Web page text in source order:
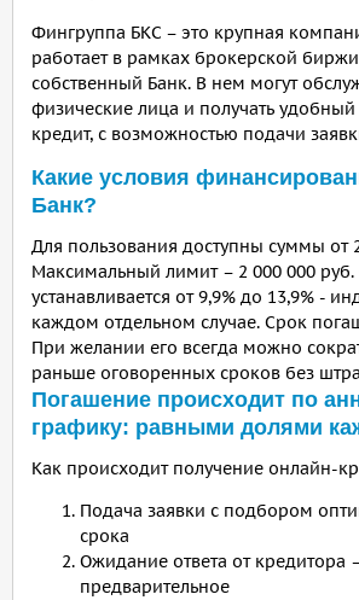
Фингруппа БКС – это крупная
работает в рамках брокерской
собственный Банк. В нем могут
физические лица и получать
кредит, с возможностью подачи
Какие условия
Банк?
Для пользования доступны суммы от
Максимальный лимит – 2 000 000 руб.
устанавливается от 9,9% до 13,9% -
каждом отдельном случае. Срок
При желании его всегда можно
раньше оговоренных сроков без
Погашение происходит по
графику: равными долями
Как происходит получение онлайн-
Подача заявки с подбором
срока
Ожидание ответа от кредитора
предварительное